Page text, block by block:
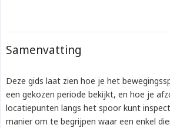
Samenvatting
Deze gids laat zien hoe je het
een gekozen periode bekijkt, en hoe je
locatiepunten langs het spoor kunt
manier om te begrijpen waar een enkel